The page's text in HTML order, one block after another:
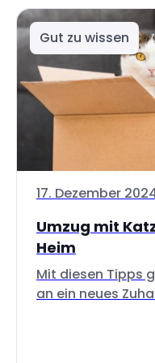
Gut zu wissen
17. Dezember
Umzug mit
Heim
Mit diesen Tipps
an ein neues